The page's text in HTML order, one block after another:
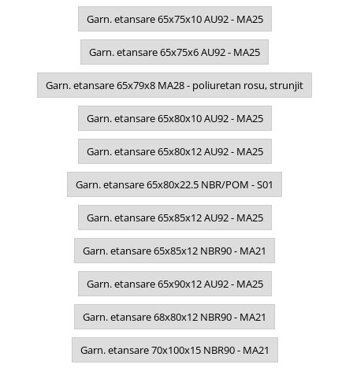
Garn. etansare 65x75x10 AU92 - MA25
Garn. etansare 65x75x6 AU92 - MA25
Garn. etansare 65x79x8 MA28 - poliuretan rosu, strunjit
Garn. etansare 65x80x10 AU92 - MA25
Garn. etansare 65x80x12 AU92 - MA25
Garn. etansare 65x80x22.5 NBR/POM - S01
Garn. etansare 65x85x12 AU92 - MA25
Garn. etansare 65x85x12 NBR90 - MA21
Garn. etansare 65x90x12 AU92 - MA25
Garn. etansare 68x80x12 NBR90 - MA21
Garn. etansare 70x100x15 NBR90 - MA21